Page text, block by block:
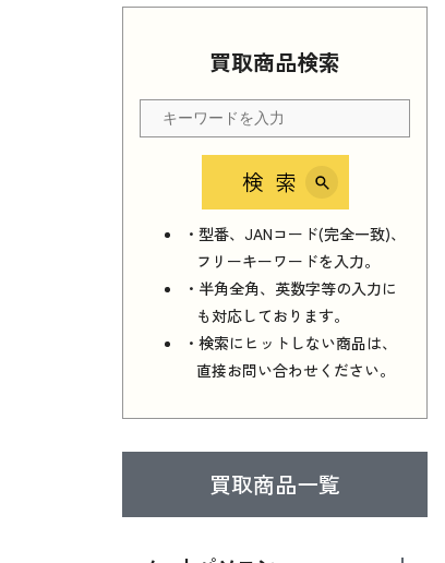
買取商品検索
検索
・型番、JANコード(完全一致)、
フリーキーワードを入力。
・半角全角、英数字等の入力に
も対応しております。
・検索にヒットしない商品は、
直接お問い合わせください。
買取商品一覧